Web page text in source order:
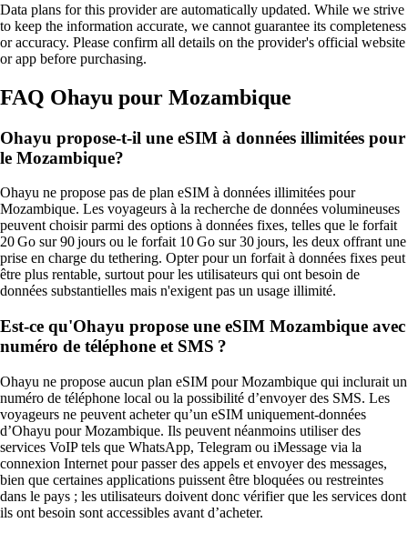
Data plans for this provider are automatically updated. While we strive
to keep the information accurate, we cannot guarantee its completeness
or accuracy. Please confirm all details on the provider's official website
or app before purchasing.
FAQ Ohayu pour Mozambique
Ohayu propose-t-il une eSIM à données illimitées pour
le Mozambique?
Ohayu ne propose pas de plan eSIM à données illimitées pour
Mozambique. Les voyageurs à la recherche de données volumineuses
peuvent choisir parmi des options à données fixes, telles que le forfait
20 Go sur 90 jours ou le forfait 10 Go sur 30 jours, les deux offrant une
prise en charge du tethering. Opter pour un forfait à données fixes peut
être plus rentable, surtout pour les utilisateurs qui ont besoin de
données substantielles mais n'exigent pas un usage illimité.
Est-ce qu'Ohayu propose une eSIM Mozambique avec
numéro de téléphone et SMS ?
Ohayu ne propose aucun plan eSIM pour Mozambique qui inclurait un
numéro de téléphone local ou la possibilité d’envoyer des SMS. Les
voyageurs ne peuvent acheter qu’un eSIM uniquement‑données
d’Ohayu pour Mozambique. Ils peuvent néanmoins utiliser des
services VoIP tels que WhatsApp, Telegram ou iMessage via la
connexion Internet pour passer des appels et envoyer des messages,
bien que certaines applications puissent être bloquées ou restreintes
dans le pays ; les utilisateurs doivent donc vérifier que les services dont
ils ont besoin sont accessibles avant d’acheter.